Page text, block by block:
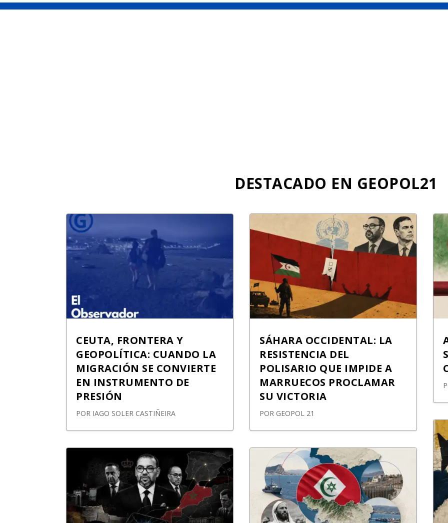
o n p
DESTACADO EN GEOPOL21
CEUTA, FRONTERA Y
GEOPOLÍTICA: CUANDO LA
MIGRACIÓN SE CONVIERTE
EN INSTRUMENTO DE
PRESIÓN
POR IAGO SOLER CASTIÑEIRA
SÁHARA OCCIDENTAL: LA
RESISTENCIA DEL
POLISARIO QUE IMPIDE A
MARRUECOS PROCLAMAR
SU VICTORIA
POR GEOPOL 21